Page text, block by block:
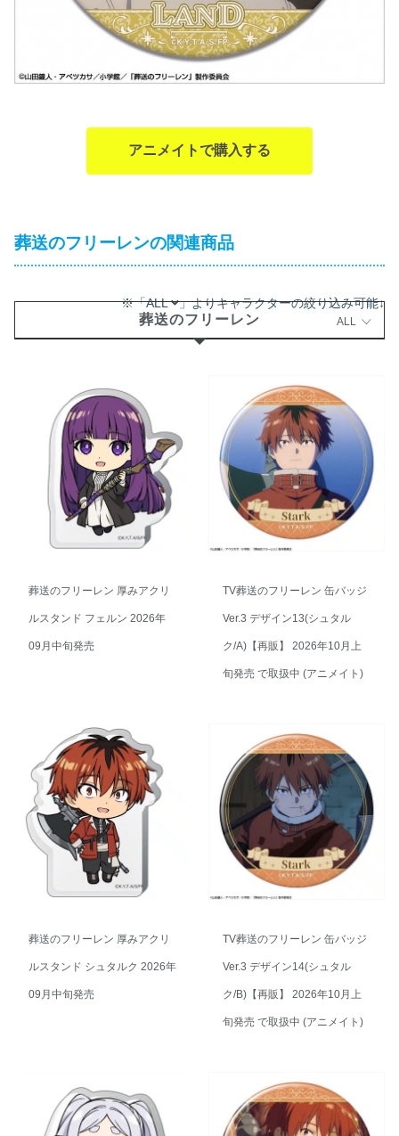
アニメイトで購入する
葬送のフリーレンの関連商品
※「ALL 」よりキャラクターの絞り込み可能↓
葬送のフリーレン ALL
葬送のフリーレン 厚みアクリ
ルスタンド フェルン 2026年
09月中旬発売
TV葬送のフリーレン 缶バッジ
Ver.3 デザイン13(シュタル
ク/A)【再販】 2026年10月上
旬発売 で取扱中 (アニメイト)
葬送のフリーレン 厚みアクリ
ルスタンド シュタルク 2026年
09月中旬発売
TV葬送のフリーレン 缶バッジ
Ver.3 デザイン14(シュタル
ク/B)【再販】 2026年10月上
旬発売 で取扱中 (アニメイト)